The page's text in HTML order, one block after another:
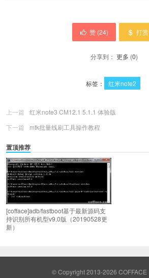
赞 (24) 打赏
分享到： 更多 (0)
标签： 红米note2
上一篇
红米note3 CM12.1 5.1.1 体验版
下一篇
mtk批量线刷工具操作教程
置顶推荐
[cofface]adb/fastboot基于最新源码支
持识别所有机型v9.0版（20190528更
新）
© Copyright 2013-2026 COFFACE